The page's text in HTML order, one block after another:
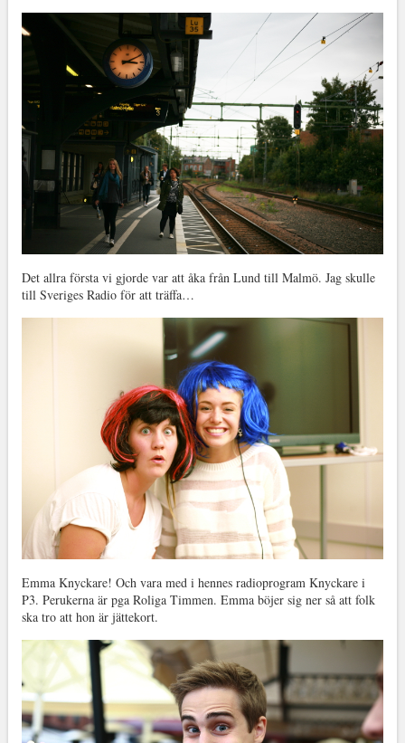
Det allra första vi gjorde var att åka från Lund till Malmö. Jag skulle
till Sveriges Radio för att träffa…
Emma Knyckare! Och vara med i hennes radioprogram Knyckare i
P3. Perukerna är pga Roliga Timmen. Emma böjer sig ner så att folk
ska tro att hon är jättekort.